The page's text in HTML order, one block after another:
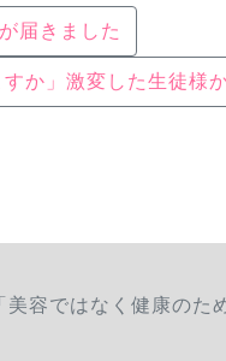
届きました
すか」激変した生徒様
美容ではなく健康の